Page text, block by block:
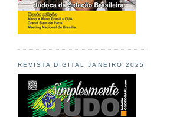
REVISTA DIGITAL JANEIRO 2025